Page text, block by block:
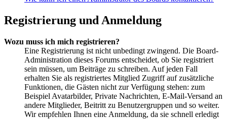
Registrierung und Anmeldung
Wozu muss ich mich registrieren?
Eine Registrierung ist nicht unbedingt zwingend. Die Board-
Administration dieses Forums entscheidet, ob Sie registriert
sein müssen, um Beiträge zu schreiben. Auf jeden Fall
erhalten Sie als registriertes Mitglied Zugriff auf zusätzliche
Funktionen, die Gästen nicht zur Verfügung stehen: zum
Beispiel Avatarbilder, Private Nachrichten, E-Mail-Versand an
andere Mitglieder, Beitritt zu Benutzergruppen und so weiter.
Wir empfehlen Ihnen eine Anmeldung, da sie schnell erledigt